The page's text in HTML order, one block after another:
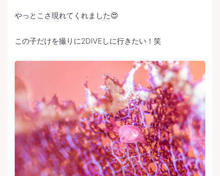
やっとこさ現れてくれました😍
この子だけを撮りに2DIVEしに行きたい！笑